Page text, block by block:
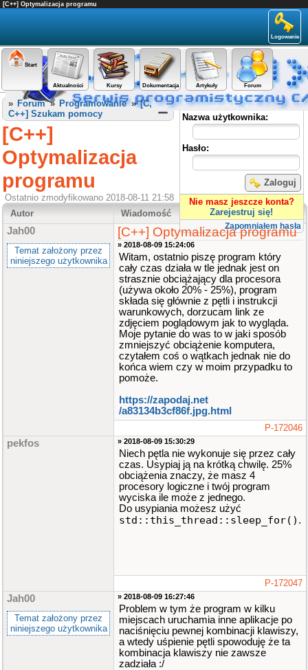
[C++] Optymalizacja programu
Logowanie
Start
Aktualności Kursy Dokumentacja Artykuły Forum
Panel użytkownika
Nazwa użytkownika:
Hasło:
Zaloguj
Nie masz jeszcze konta?
Zarejestruj się!
Zapomniałem hasła
» Forum» Programowanie»[C,
C++] Szukam pomocy
[C++]
Optymalizacja
programu
Ostatnio zmodyfikowano 2018-08-11 21:58
Autor
Wiadomość
Jah00
Temat założony przez
niniejszego użytkownika
[C++] Optymalizacja programu
» 2018-08-09 15:24:06
Witam, ostatnio piszę program który
cały czas działa w tle jednak jest on
strasznie obciążający dla procesora
(używa około 20% - 25%), program
składa się głównie z pętli i instrukcji
warunkowych, dorzucam link ze
zdjęciem poglądowym jak to wygląda.
Moje pytanie do was to w jaki sposób
zmniejszyć obciążenie komputera,
czytałem coś o wątkach jednak nie do
końca wiem czy w moim przypadku to
pomoże.
https://zapodaj.net​
/a83134b3cf86f.jpg.html
P-172046
pekfos » 2018-08-09 15:30:29
Niech pętla nie wykonuje się przez cały
czas. Usypiaj ją na krótką chwilę. 25%
obciążenia znaczy, że masz 4
procesory logiczne i twój program
wyciska ile może z jednego.
Do usypiania możesz użyć
std::this_thread::sleep_for() .
P-172047
Jah00
Temat założony przez
niniejszego użytkownika
» 2018-08-09 16:27:46
Problem w tym że program w kilku
miejscach uruchamia inne aplikacje po
naciśnięciu pewnej kombinacji klawiszy,
a wtedy uśpienie pętli spowoduję że ta
kombinacja klawiszy nie zawsze
zadziała :/